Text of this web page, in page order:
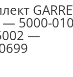
— 5000-
—